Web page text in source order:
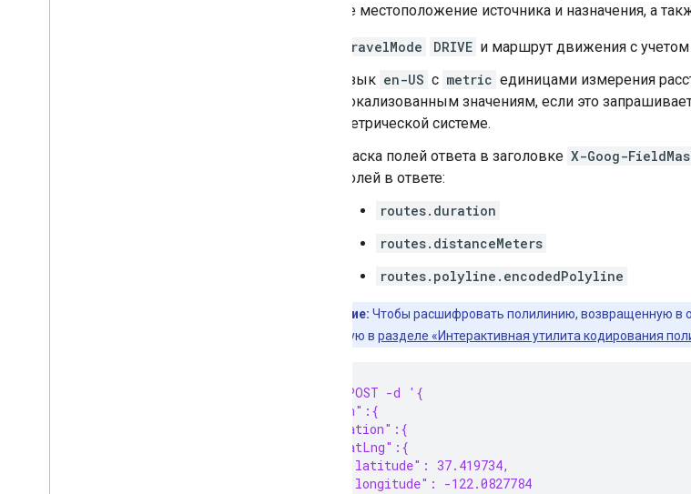
задаете местоположение источника и назначения, а
travelMode DRIVE и маршрут движения с
Язык en-US с metric единицами измерения
локализованным значениям, если это
метрической системе.
Маска полей ответа в заголовке X-Goog-
полей в ответе:
routes.duration
routes.distanceMeters
routes.polyline.encodedPolyline
Примечание: Чтобы расшифровать полилинию, возвращенную в
расположенную в разделе «Интерактивная утилита кодирования
curl -X POST -d '{
  "origin":{
    "location":{
      "latLng":{
        "latitude": 37.419734,
        "longitude": -122.0827784